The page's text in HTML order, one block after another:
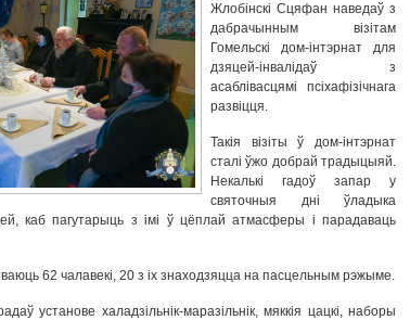
Жлобінскі Сцяфан наведаў з
дабрачынным візітам
Гомельскі дом-інтэрнат для
дзяцей-інвалідаў з
асаблівасцямі псіхафізічнага
развіцця.
Такія візіты ў дом-інтэрнат
сталі ўжо добрай традыцыяй.
Некалькі гадоў запар у
святочныя дні ўладыка
каб пагутарыць з імі ў цёплай атмасферы і парадаваць
62 чалавекі, 20 з іх знаходзяцца на пасцельным рэжыме.
установе халадзільнік-маразільнік, мяккія цацкі, наборы